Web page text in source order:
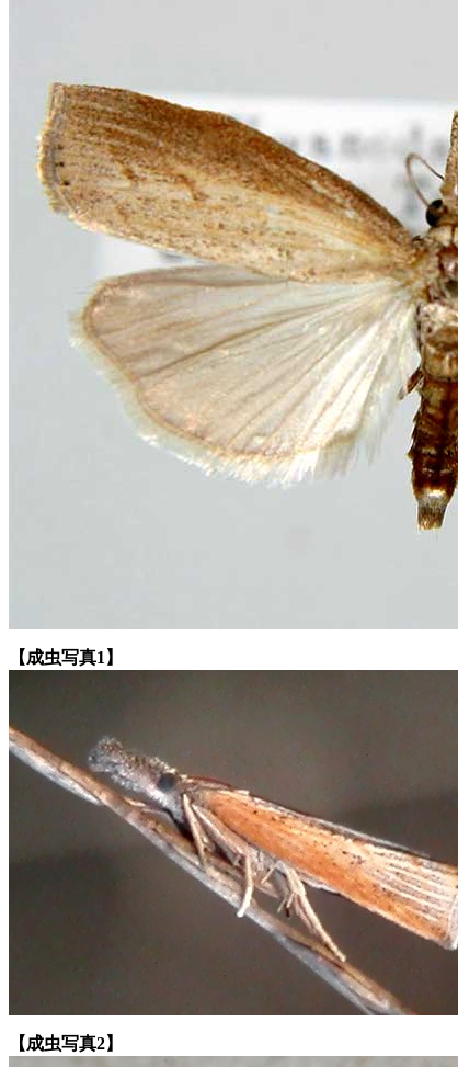
【成虫写真1】
【成虫写真2】